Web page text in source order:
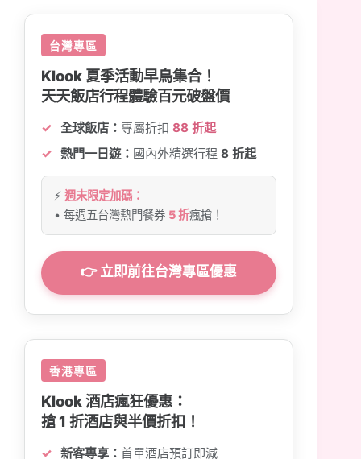
台灣專區
Klook 夏季活動早鳥集合！
天天飯店行程體驗百元破盤價
全球飯店： 專屬折扣 88 折起
熱門一日遊： 國內外精選行程 8 折起
⚡ 週末限定加碼：
• 每週五台灣熱門餐券 5 折瘋搶！
👉 立即前往台灣專區優惠
香港專區
Klook 酒店瘋狂優惠：
搶 1 折酒店與半價折扣！
新客專享： 首單酒店預訂即減